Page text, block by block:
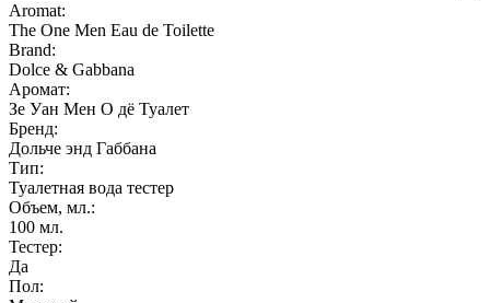
Aromat:
The One Men Eau de Toilette
Brand:
Dolce & Gabbana
Аромат:
Зе Уан Мен О дё Туалет
Бренд:
Дольче энд Габбана
Тип:
Туалетная вода тестер
Объем, мл.:
100 мл.
Тестер:
Да
Пол: